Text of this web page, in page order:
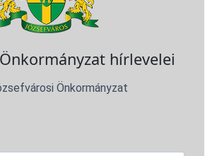
hírlevelei
Önkormányzat